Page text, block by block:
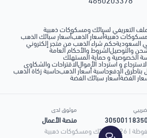
التعريفي لسبائك ومسكوكات ذهبية
ذهبيةأسعار الذهبأسعار سبائك الذهب
السعوديةحكم شراء الذهب من متجر إلكتروني
والتوصيلالشروط والأحكام العامة
الخصوصية و حماية المستهلك
و استرداد الأموالالاقتراحات والشكاوى
بناطرق الدفعحاسبة أسعار الذهبحاسبة زكاة الذهب
الفضةأسعار سبائك الفضة
موثوق لدى
منصة الأعمال
| 2026
سبائك ومسكوكات ذهبية